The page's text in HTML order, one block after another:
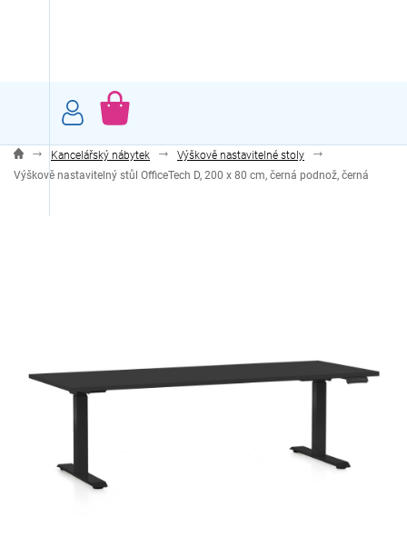
NÁKUPNÍ
Kancelářský nábytek
Výškově nastavitelné stoly
Výškově nastavitelný stůl OfficeTech D, 200 x 80 cm, černá podnož, černá